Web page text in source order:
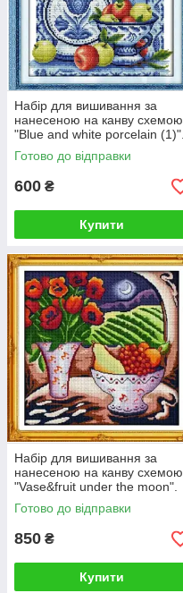
Набір для вишивання за
нанесеною на канву схемою
"Blue and white porcelain (1)".
AIDA 14CT printed, 34*36 см
Готово до відправки
600 ₴
Купити
Набір для вишивання за
нанесеною на канву схемою
"Vase&fruit under the moon".
AIDA 14CT printed 45*45 см
Готово до відправки
850 ₴
Купити